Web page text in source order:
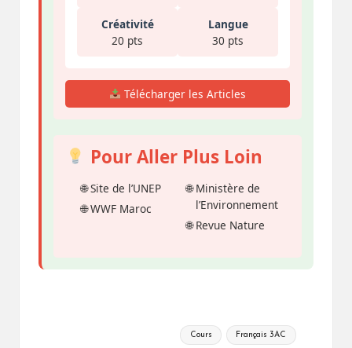
Créativité
20 pts
Langue
30 pts
Télécharger les Articles
Pour Aller Plus Loin
Site de l’UNEP
WWF Maroc
Ministère de
l’Environnement
Revue Nature
Tags:
Cours Français 3AC